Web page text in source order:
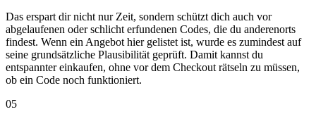
Das erspart dir nicht nur Zeit, sondern schützt dich auch vor
abgelaufenen oder schlicht erfundenen Codes, die du anderenorts
findest. Wenn ein Angebot hier gelistet ist, wurde es zumindest auf
seine grundsätzliche Plausibilität geprüft. Damit kannst du
entspannter einkaufen, ohne vor dem Checkout rätseln zu müssen,
ob ein Code noch funktioniert.
05